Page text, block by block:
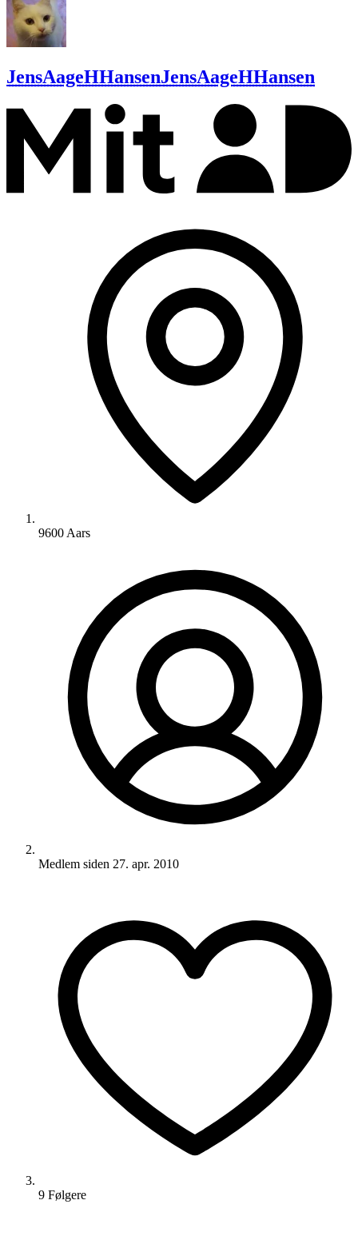
JensAageHHansenJensAageHHansen
9600 Aars
Medlem siden 27. apr. 2010
9 Følgere